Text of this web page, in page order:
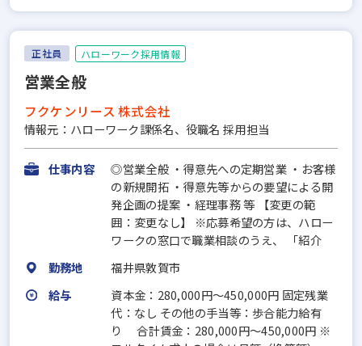
正社員 ハローワーク採用情報
営業全般
フクケンリース 株式会社
情報元：ハローワーク課係名、役職名 採用担当
仕事内容
◎営業全般 ・得意先への定期営業 ・お客様
の新規開拓 ・得意先等からの要望による開
発企画の提案 ・経理事務 等 【変更の範
囲：変更なし】 ※応募希望の方は、ハロー
ワークの窓口で職業相談のうえ、 「紹介
勤務地
福井県敦賀市
給与
資本金：280,000円〜450,000円 固定残業
代：なし その他の手当等：歩合能力給有
り 合計賃金：280,000円～450,000円 ※